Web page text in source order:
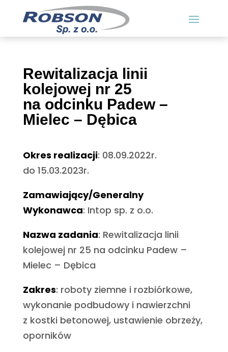
Rewitalizacja linii
kolejowej nr 25
na odcinku Padew –
Mielec – Dębica
Okres realizacji: 08.09.2022r.
do 15.03.2023r.
Zamawiający/Generalny
Wykonawca: Intop sp. z o.o.
Nazwa zadania: Rewitalizacja linii
kolejowej nr 25 na odcinku Padew –
Mielec – Dębica
Zakres: roboty ziemne i rozbiórkowe,
wykonanie podbudowy i nawierzchni
z kostki betonowej, ustawienie obrzeży,
oporników